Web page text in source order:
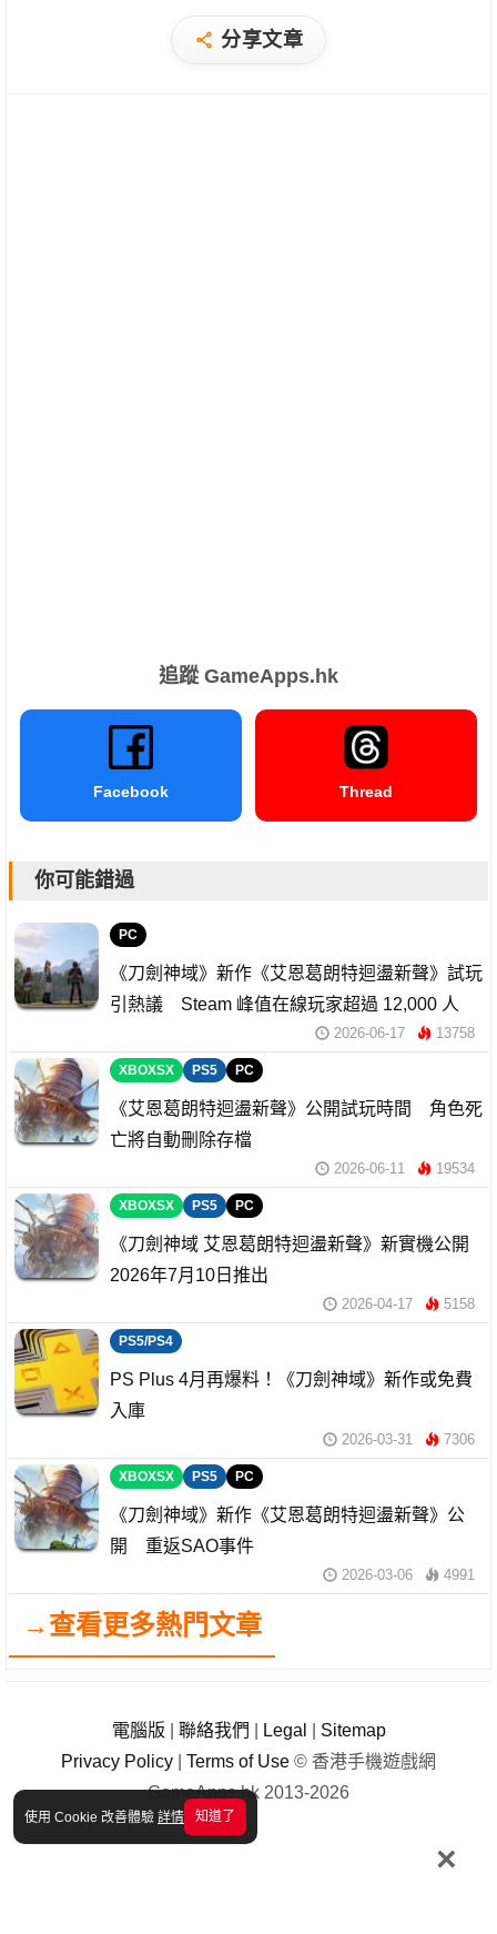
使用 Cookie 改善體驗 詳情 知道了
×
分享文章
追蹤 GameApps.hk
Facebook Thread
你可能錯過
PC
《刀劍神域》新作《艾恩葛朗特迴盪新聲》試玩
引熱議 Steam 峰值在線玩家超過 12,000 人
2026-06-17 13758
XBOXSX PS5 PC
《艾恩葛朗特迴盪新聲》公開試玩時間 角色死
亡將自動刪除存檔
2026-06-11 19534
XBOXSX PS5 PC
《刀劍神域 艾恩葛朗特迴盪新聲》新實機公開
2026年7月10日推出
2026-04-17 5158
PS5/PS4
PS Plus 4月再爆料！《刀劍神域》新作或免費
入庫
2026-03-31 7306
XBOXSX PS5 PC
《刀劍神域》新作《艾恩葛朗特迴盪新聲》公
開 重返SAO事件
2026-03-06 4991
→查看更多熱門文章
電腦版 聯絡我們 Legal
Sitemap
Privacy Policy
Terms of Use © 香港手機遊戲網
GameApps.hk 2013-2026